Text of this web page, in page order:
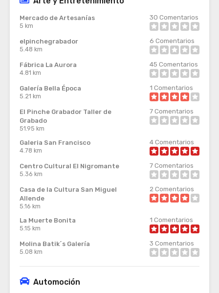
Mercado de Artesanías
5 km
30 Comentarios
elpinchegrabador
5.48 km
6 Comentarios
Fábrica La Aurora
4.81 km
45 Comentarios
Galería Bella Época
5.21 km
1 Comentarios
El Pinche Grabador Taller de
Grabado
51.95 km
7Comentarios
Galeria San Francisco
4.78 km
4Comentarios
Centro Cultural El Nigromante
5.36 km
7Comentarios
Casa de la Cultura San Miguel
Allende
5.16 km
2Comentarios
La Muerte Bonita
5.15 km
1 Comentarios
Molina Batik´s Galería
5.08 km
3 Comentarios
Automoción